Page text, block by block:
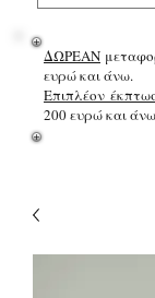
ΔΩΡΕΑΝ
ευρώ και άνω.
Επιπλέον
200 ευρώ και